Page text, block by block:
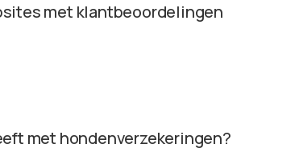
met klantbeoordelingen
met hondenverzekeringen?